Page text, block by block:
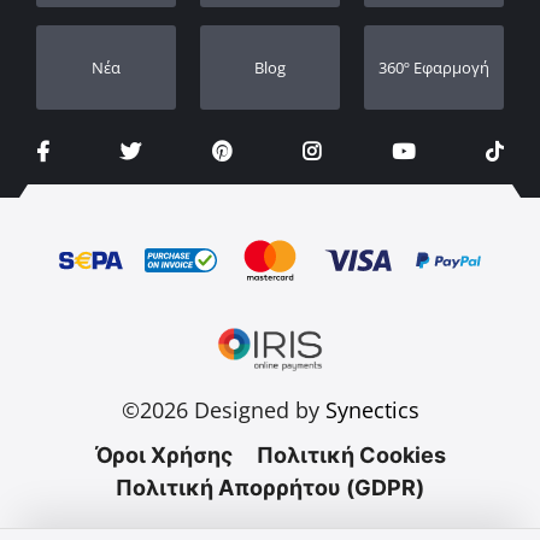
Νέα Blog 360º Εφαρμογή
©2026 Designed by Synectics
Όροι Χρήσης
Πολιτική Cookies
Πολιτική Απορρήτου (GDPR)